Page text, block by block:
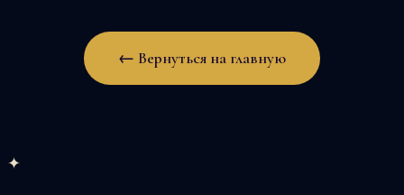
← Вернуться на главную
✦